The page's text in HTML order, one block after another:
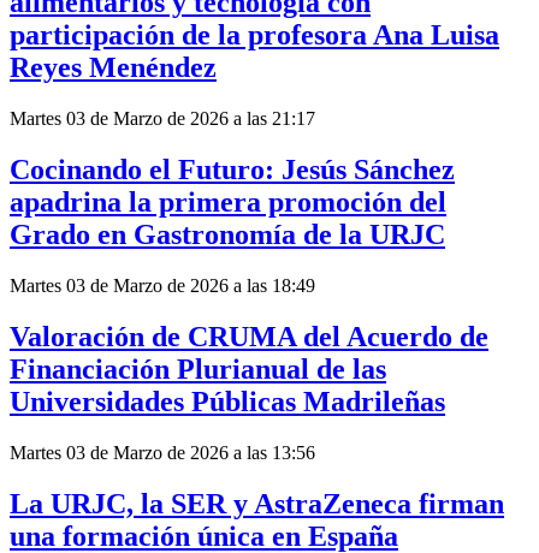
participación de la profesora Ana Luisa
Reyes Menéndez
Martes 03 de Marzo de 2026 a las 21:17
Cocinando el Futuro: Jesús Sánchez
apadrina la primera promoción del
Grado en Gastronomía de la URJC
Martes 03 de Marzo de 2026 a las 18:49
Valoración de CRUMA del Acuerdo de
Financiación Plurianual de las
Universidades Públicas Madrileñas
Martes 03 de Marzo de 2026 a las 13:56
La URJC, la SER y AstraZeneca firman
una formación única en España